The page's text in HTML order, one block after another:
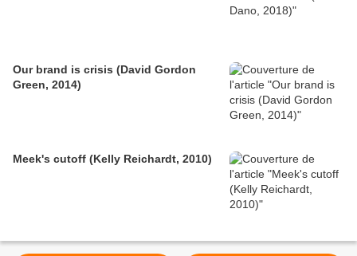
Our brand is crisis (David Gordon
Green, 2014)
Meek's cutoff (Kelly Reichardt, 2010)